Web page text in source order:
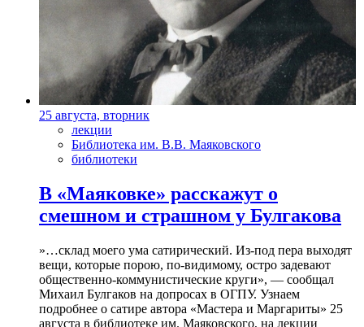
25 августа, вторник
лекции
Библиотека им. В.В. Маяковского
библиотеки
В «Маяковке» расскажут о
смешном и страшном у Булгакова
»…склад моего ума сатирический. Из-под пера выходят
вещи, которые порою, по-видимому, остро задевают
общественно-коммунистические круги», — сообщал
Михаил Булгаков на допросах в ОГПУ. Узнаем
подробнее о сатире автора «Мастера и Маргариты» 25
августа в библиотеке им. Маяковского, на лекции